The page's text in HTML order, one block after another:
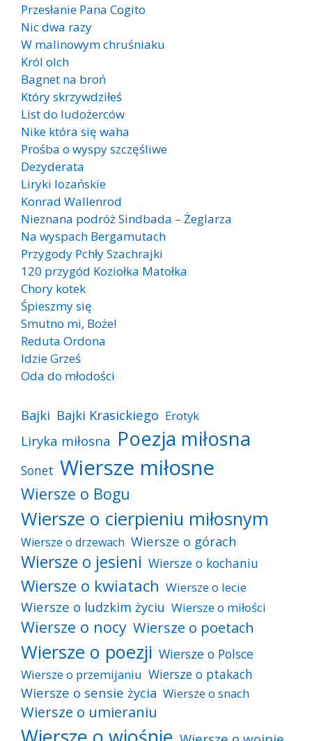
Przesłanie Pana Cogito
Nic dwa razy
W malinowym chruśniaku
Król olch
Bagnet na broń
Który skrzywdziłeś
List do ludożerców
Nike która się waha
Prośba o wyspy szczęśliwe
Dezyderata
Liryki lozańskie
Konrad Wallenrod
Nieznana podróż Sindbada – Żeglarza
Na wyspach Bergamutach
Przygody Pchły Szachrajki
120 przygód Koziołka Matołka
Chory kotek
Śpieszmy się
Smutno mi, Boże!
Reduta Ordona
Idzie Grześ
Oda do młodości
Bajki Bajki Krasickiego Erotyk
Liryka miłosna Poezja miłosna
Sonet Wiersze miłosne
Wiersze o Bogu
Wiersze o cierpieniu miłosnym
Wiersze o drzewach Wiersze o górach
Wiersze o jesieni Wiersze o kochaniu
Wiersze o kwiatach Wiersze o lecie
Wiersze o ludzkim życiu Wiersze o miłości
Wiersze o nocy Wiersze o poetach
Wiersze o poezji Wiersze o Polsce
Wiersze o przemijaniu Wiersze o ptakach
Wiersze o sensie życia Wiersze o snach
Wiersze o umieraniu